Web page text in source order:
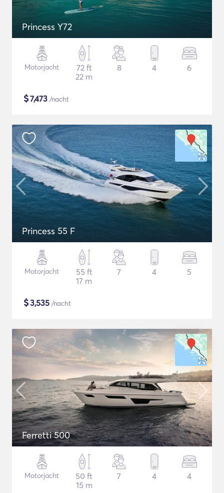
Princess Y72
Motorjacht
72 ft
22 m
8 4 6
$7,473 /nacht
Princess 55 F
Motorjacht
55 ft
17 m
7 4 5
$3,535 /nacht
Ferretti 500
Motorjacht
50 ft
15 m
7 4 4